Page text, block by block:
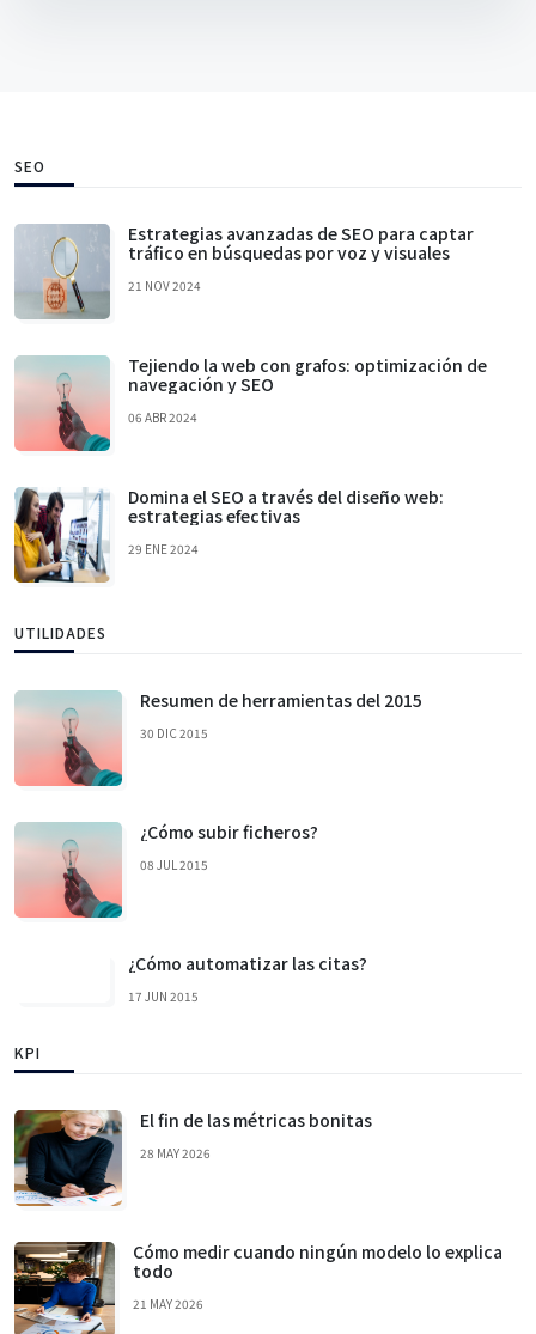
SEO
Estrategias avanzadas de SEO para captar
tráfico en búsquedas por voz y visuales
21 NOV 2024
Tejiendo la web con grafos: optimización de
navegación y SEO
06 ABR 2024
Domina el SEO a través del diseño web:
estrategias efectivas
29 ENE 2024
UTILIDADES
Resumen de herramientas del 2015
30 DIC 2015
¿Cómo subir ficheros?
08 JUL 2015
¿Cómo automatizar las citas?
17 JUN 2015
KPI
El fin de las métricas bonitas
28 MAY 2026
Cómo medir cuando ningún modelo lo explica
todo
21 MAY 2026